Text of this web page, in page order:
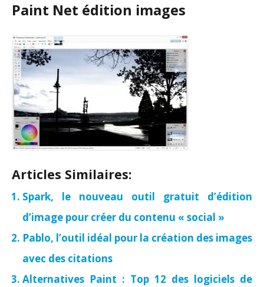
Paint Net édition images
Articles Similaires:
Spark, le nouveau outil gratuit d’édition
d’image pour créer du contenu « social »
Pablo, l’outil idéal pour la création des images
avec des citations
Alternatives Paint : Top 12 des logiciels de